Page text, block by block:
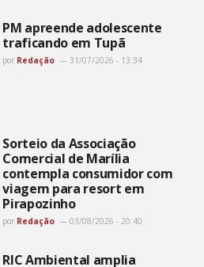
PM apreende adolescente
traficando em Tupã
por Redação 31/07/2026 - 13:34
Sorteio da Associação
Comercial de Marília
contempla consumidor com
viagem para resort em
Pirapozinho
por Redação 03/08/2026 - 20:40
RIC Ambiental amplia